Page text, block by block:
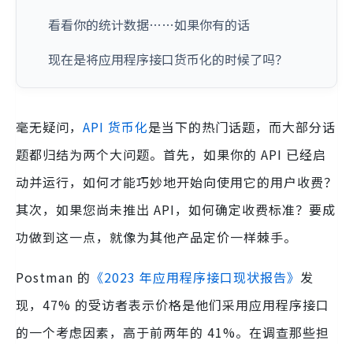
看看你的统计数据……如果你有的话
现在是将应用程序接口货币化的时候了吗？
毫无疑问， API 货币化是当下的热门话题，而大部分话
题都归结为两个大问题。首先，如果你的 API 已经启
动并运行，如何才能巧妙地开始向使用它的用户收费？
其次，如果您尚未推出 API，如何确定收费标准？要成
功做到这一点，就像为其他产品定价一样棘手。
Postman 的 《2023 年应用程序接口现状报告》 发
现，47% 的受访者表示价格是他们采用应用程序接口
的一个考虑因素，高于前两年的 41%。在调查那些担